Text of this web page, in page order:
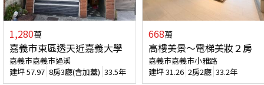
1,280萬
嘉義市東區透天近嘉義大學
嘉義市嘉義市過溪
建坪57.97 8房3廳(含加蓋) 33.5年
668萬
高樓美景～電梯美妝２房
嘉義市嘉義市小雅路
建坪31.26 2房2廳 33.2年